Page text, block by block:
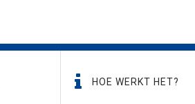
HOE WERKT HET?